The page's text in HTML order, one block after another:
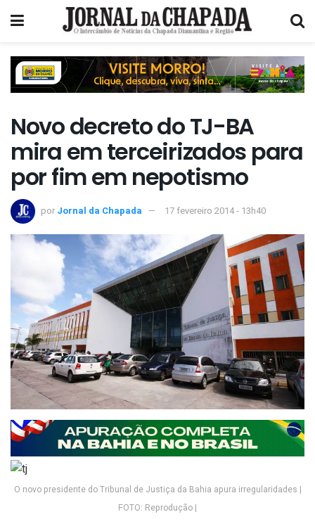
Novo decreto do TJ-BA
mira em terceirizados para
por fim em nepotismo
por Jornal da Chapada 17 fevereiro 2014 - 13h40
O novo presidente do Tribunal de Justiça da Bahia apura irregularidades |
FOTO: Reprodução |